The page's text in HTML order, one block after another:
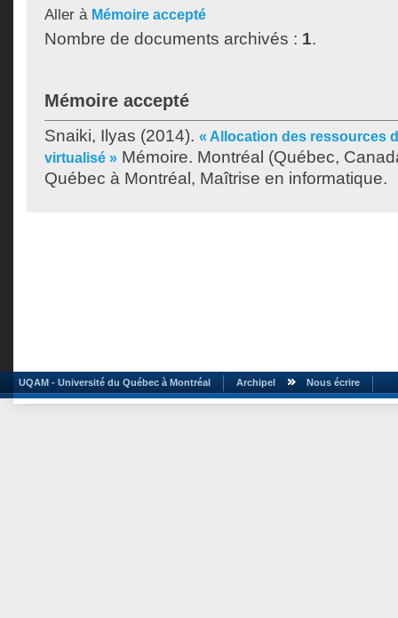
Aller à Mémoire accepté
Nombre de documents archivés : 1.
Mémoire accepté
Snaiki, Ilyas (2014). « Allocation des ressources
virtualisé » Mémoire. Montréal (Québec,
Québec à Montréal, Maîtrise en informatique.
UQAM - Université du Québec à Montréal Archipel Nous écrire